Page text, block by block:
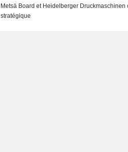
Metsä Board et Heidelberger
stratégique